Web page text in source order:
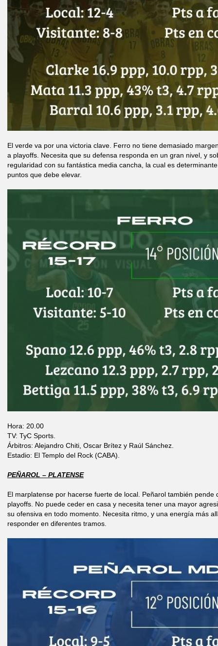
El verde va por una victoria clave. Ferro no tiene demasiado
a playoffs. Necesita que su defensa responda en un gran nivel, y
regularidad con su fantástica media cancha, la cual es
puntos que debe elevar.
Hora: 20.00
TV: TyC Sports.
Árbitros: Alejandro Chiti, Oscar Brítez y Raúl Sánchez.
Estadio: El Templo del Rock (CABA).
PEÑAROL – PLATENSE
El marplatense por hacerse fuerte de local. Peñarol también pende
playoffs. No puede ceder en casa y necesita tener una mayor
su ofensiva en todo momento. Necesita ritmo, y una energía más
responder en diferentes tramos.